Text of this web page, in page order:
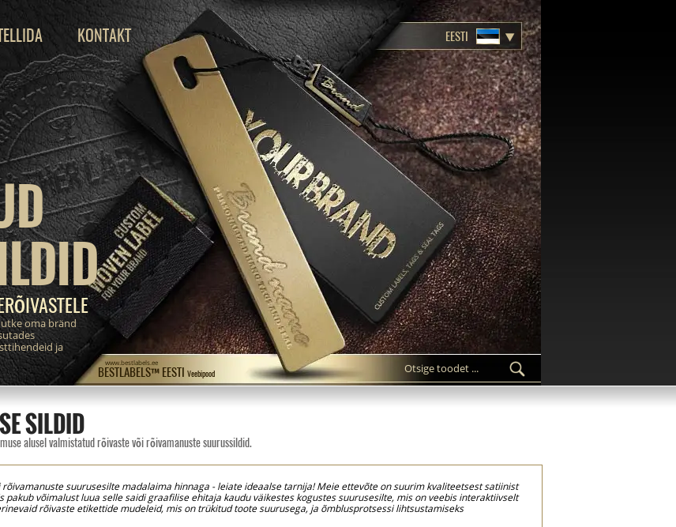
BESTLABELS™ EESTI Veebipood
www.bestlabels.ee
oma bränd
ja
KONTAKT EESTI
SILDID
alusel valmistatud rõivaste või rõivamanuste suurussildid.
suurusesilte madalaima hinnaga - leiate ideaalse tarnija! Meie ettevõte on suurim kvaliteetsest satiinist
võimalust luua selle saidi graafilise ehitaja kaudu väikestes kogustes suurusesilte, mis on veebis interaktiivselt
rõivaste etikettide mudeleid, mis on trükitud toote suurusega, ja õmblusprotsessi lihtsustamiseks
toote lehel esitatud mõõtmetele, säästes seega aega, mis kulub trükitud satiinrullidest lõikamiseks. Suurusega